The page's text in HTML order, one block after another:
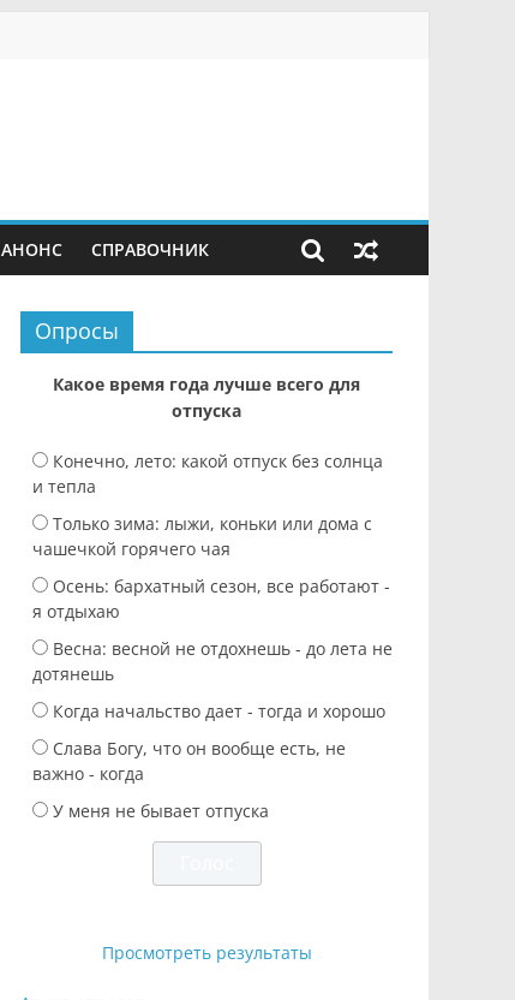
АНОНС СПРАВОЧНИК
Опросы
Какое время года лучше всего для
отпуска
Конечно, лето: какой отпуск без солнца
и тепла
Только зима: лыжи, коньки или дома с
чашечкой горячего чая
Осень: бархатный сезон, все работают -
я отдыхаю
Весна: весной не отдохнешь - до лета не
дотянешь
Когда начальство дает - тогда и хорошо
Слава Богу, что он вообще есть, не
важно - когда
У меня не бывает отпуска
Просмотреть результаты